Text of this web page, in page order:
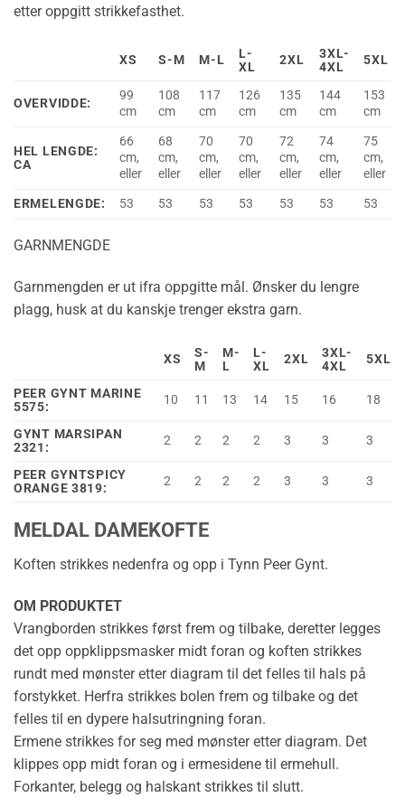
etter oppgitt strikkefasthet.
XS S-M M-L
L-
XL
2XL
3XL-
4XL
5XL
OVERVIDDE:
99
cm
108
cm
117
cm
126
cm
135
cm
144
cm
153
cm
HEL LENGDE:
CA
66
cm,
eller
68
cm,
eller
70
cm,
eller
70
cm,
eller
72
cm,
eller
74
cm,
eller
75
cm,
eller
ERMELENGDE:
53 53 53 53 53 53 53
GARNMENGDE
Garnmengden er ut ifra oppgitte mål. Ønsker du lengre
plagg, husk at du kanskje trenger ekstra garn.
XS
S-
M
M-
L
L-
XL
2XL
3XL-
4XL
5XL
PEER GYNT MARINE
5575:
10 11 13 14 15 16 18
GYNT MARSIPAN
2321:
2 2 2 2 3 3 3
PEER GYNTSPICY
ORANGE 3819:
2 2 2 2 3 3 3
MELDAL DAMEKOFTE
Koften strikkes nedenfra og opp i Tynn Peer Gynt.
OM PRODUKTET
Vrangborden strikkes først frem og tilbake, deretter legges
det opp oppklippsmasker midt foran og koften strikkes
rundt med mønster etter diagram til det felles til hals på
forstykket. Herfra strikkes bolen frem og tilbake og det
felles til en dypere halsutringning foran.
Ermene strikkes for seg med mønster etter diagram. Det
klippes opp midt foran og i ermesidene til ermehull.
Forkanter, belegg og halskant strikkes til slutt.